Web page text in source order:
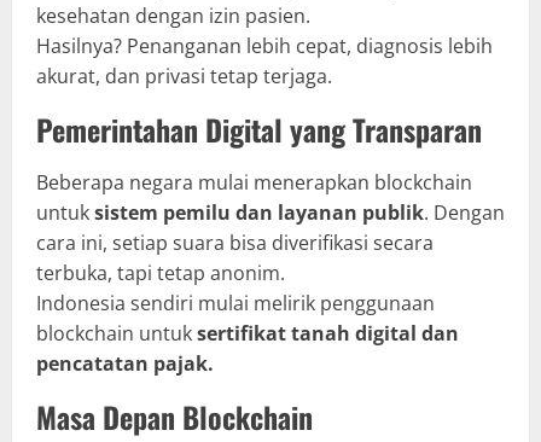
kesehatan dengan izin pasien.
Hasilnya? Penanganan lebih cepat, diagnosis lebih
akurat, dan privasi tetap terjaga.
Pemerintahan Digital yang Transparan
Beberapa negara mulai menerapkan blockchain
untuksistem pemilu dan layanan publik. Dengan
cara ini, setiap suara bisa diverifikasi secara
terbuka, tapi tetap anonim.
Indonesia sendiri mulai melirik penggunaan
blockchain untuksertifikat tanah digital dan
pencatatan pajak.
Masa Depan Blockchain